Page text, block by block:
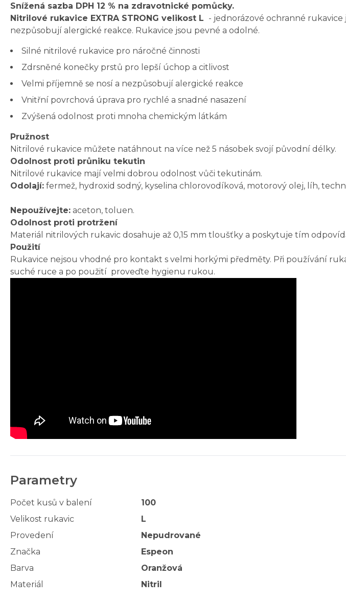
Snížená sazba DPH 12 % na zdravotnické pomůcky.
Nitrilové rukavice EXTRA STRONG velikost L - jednorázové ochranné
nezpůsobují alergické reakce. Rukavice jsou pevné a odolné.
Silné nitrilové rukavice pro náročné činnosti
Zdrsněné konečky prstů pro lepší úchop a citlivost
Velmi příjemně se nosí a nezpůsobují alergické reakce
Vnitřní povrchová úprava pro rychlé a snadné nasazení
Zvýšená odolnost proti mnoha chemickým látkám
Pružnost
Nitrilové rukavice můžete natáhnout na více než 5 násobek svojí původní délky.
Odolnost proti průniku tekutin
Nitrilové rukavice mají velmi dobrou odolnost vůči tekutinám.
Odolají: fermež, hydroxid sodný, kyselina chlorovodíková, motorový olej, líh,
Nepoužívejte: aceton, toluen.
Odolnost proti protržení
Materiál nitrilových rukavic dosahuje až 0,15 mm tloušťky a poskytuje tím
Použití
Rukavice nejsou vhodné pro kontakt s velmi horkými předměty. Při používání
suché ruce a po použití proveďte hygienu rukou.
Parametry
Počet kusů v balení
100
Velikost rukavic
L
Provedení
Nepudrované
Značka
Espeon
Barva
Oranžová
Materiál
Nitril